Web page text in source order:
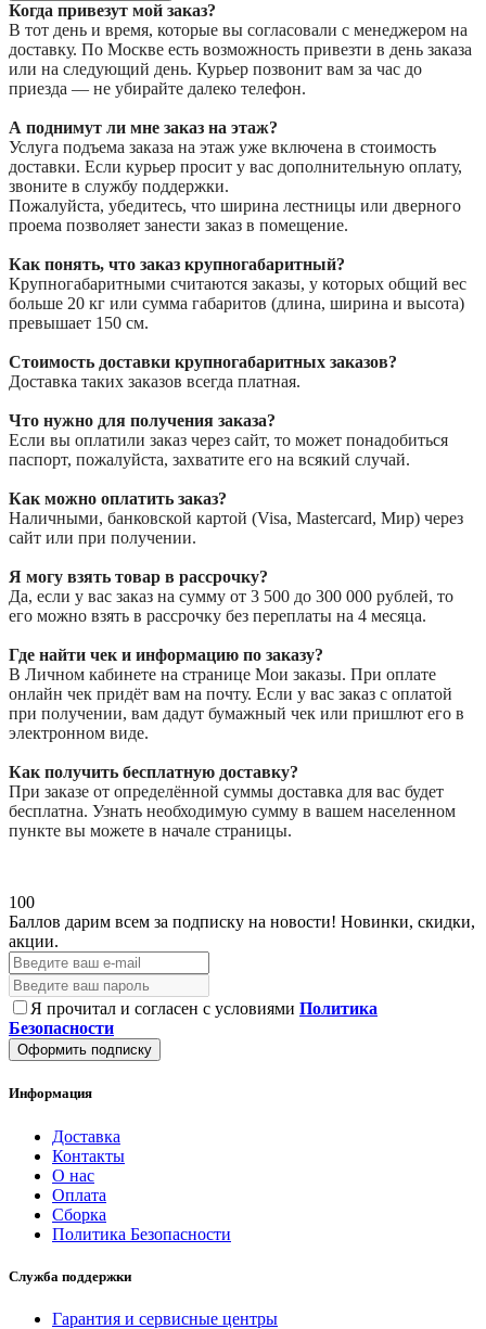
Когда привезут мой заказ?
В тот день и время, которые вы согласовали с менеджером на
доставку. По Москве есть возможность привезти в день заказа
или на следующий день. Курьер позвонит вам за час до
приезда — не убирайте далеко телефон.
А поднимут ли мне заказ на этаж?
Услуга подъема заказа на этаж уже включена в стоимость
доставки. Если курьер просит у вас дополнительную оплату,
звоните в службу поддержки.
Пожалуйста, убедитесь, что ширина лестницы или дверного
проема позволяет занести заказ в помещение.
Как понять, что заказ крупногабаритный?
Крупногабаритными считаются заказы, у которых общий вес
больше 20 кг или сумма габаритов (длина, ширина и высота)
превышает 150 см.
Стоимость доставки крупногабаритных заказов?
Доставка таких заказов всегда платная.
Что нужно для получения заказа?
Если вы оплатили заказ через сайт, то может понадобиться
паспорт, пожалуйста, захватите его на всякий случай.
Как можно оплатить заказ?
Наличными, банковской картой (Visa, Mastercard, Мир) через
сайт или при получении.
Я могу взять товар в рассрочку?
Да, если у вас заказ на сумму от 3 500 до 300 000 рублей, то
его можно взять в рассрочку без переплаты на 4 месяца.
Где найти чек и информацию по заказу?
В Личном кабинете на странице Мои заказы. При оплате
онлайн чек придёт вам на почту. Если у вас заказ с оплатой
при получении, вам дадут бумажный чек или пришлют его в
электронном виде.
Как получить бесплатную доставку?
При заказе от определённой суммы доставка для вас будет
бесплатна. Узнать необходимую сумму в вашем населенном
пункте вы можете в начале страницы.
100
Баллов дарим всем за подписку на новости! Новинки, скидки,
акции.
Я прочитал и согласен с условиями Политика
Безопасности
Оформить подписку
Информация
Доставка
Контакты
О нас
Оплата
Сборка
Политика Безопасности
Служба поддержки
Гарантия и сервисные центры